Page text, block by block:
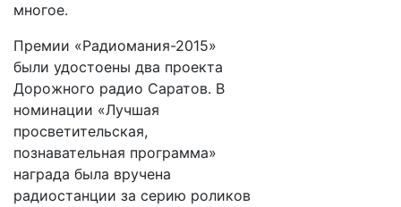
многое.
Премии «Радиомания-2015»
были удостоены два проекта
Дорожного радио Саратов. В
номинации «Лучшая
просветительская,
познавательная программа»
награда была вручена
радиостанции за серию роликов